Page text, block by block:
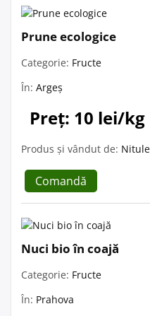
Prune ecologice
Categorie: Fructe
În: Argeș
Preț: 10 lei/kg
Produs și vândut de:
Comandă
Nuci bio în coajă
Categorie: Fructe
În: Prahova